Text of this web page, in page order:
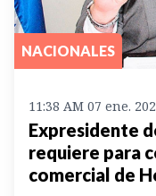
NACIONALES
11:38 AM 07 ene.
Expresidente
requiere para
comercial de